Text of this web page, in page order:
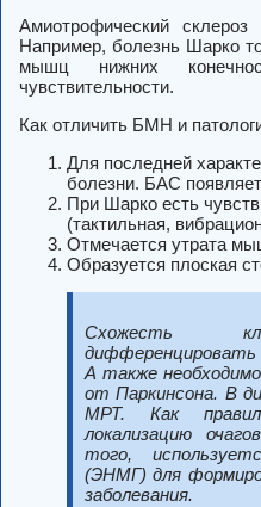
Амиотрофический
Например, болезнь Шарко
мышц нижних
чувствительности.
Как отличить БМН и
Для последней
болезни. БАС
При Шарко есть
(тактильная,
Отмечается утрата
Образуется плоская
Схожесть
А также
от Паркинсона. В
МРТ. Как
локализацию
того,
(ЭНМГ) для
заболевания.